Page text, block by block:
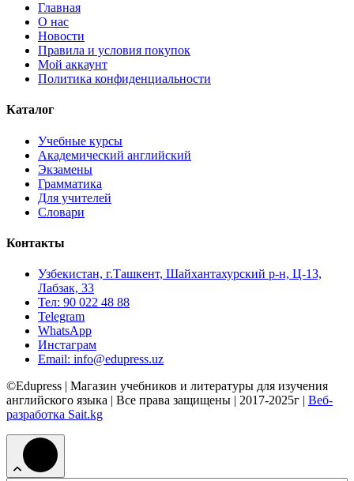
Главная
О нас
Новости
Правила и условия покупок
Мой аккаунт
Политика конфиденциальности
Каталог
Учебные курсы
Академический английский
Экзамены
Грамматика
Для учителей
Словари
Контакты
Узбекистан, г.Ташкент, Шайхантахурский р-н, Ц-13,
Лабзак, 33
Тел: 90 022 48 88
Telegram
WhatsApp
Инстаграм
Email: info@edupress.uz
©Edupress | Магазин учебников и литературы для изучения
английского языка | Все права защищены | 2017-2025г | Веб-
разработка Sait.kg